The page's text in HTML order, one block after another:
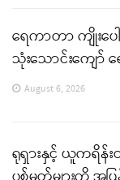
ရေကာတာ ကျိုးပ
သုံးသောင်းကျော်
August 6, 2026
ရုရှားနှင့် ယူကရိန်